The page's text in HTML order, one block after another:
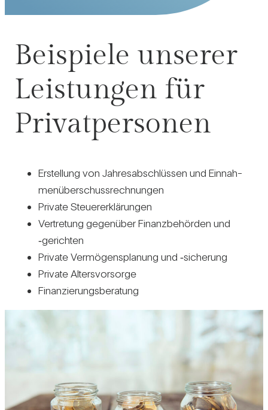
Bei­spiele unserer
Leis­tungen für
Pri­vat­per­sonen
Erstel­lung von Jah­res­ab­schlüssen und Ein­nah­
men­über­schuss­rech­nungen
Pri­vate Steu­er­erklä­rungen
Ver­tre­tung gegen­über Finanz­be­hörden und
‑gerichten
Pri­vate Ver­mö­gens­pla­nung und ‑siche­rung
Pri­vate Alters­vor­sorge
Finan­zie­rungs­be­ra­tung